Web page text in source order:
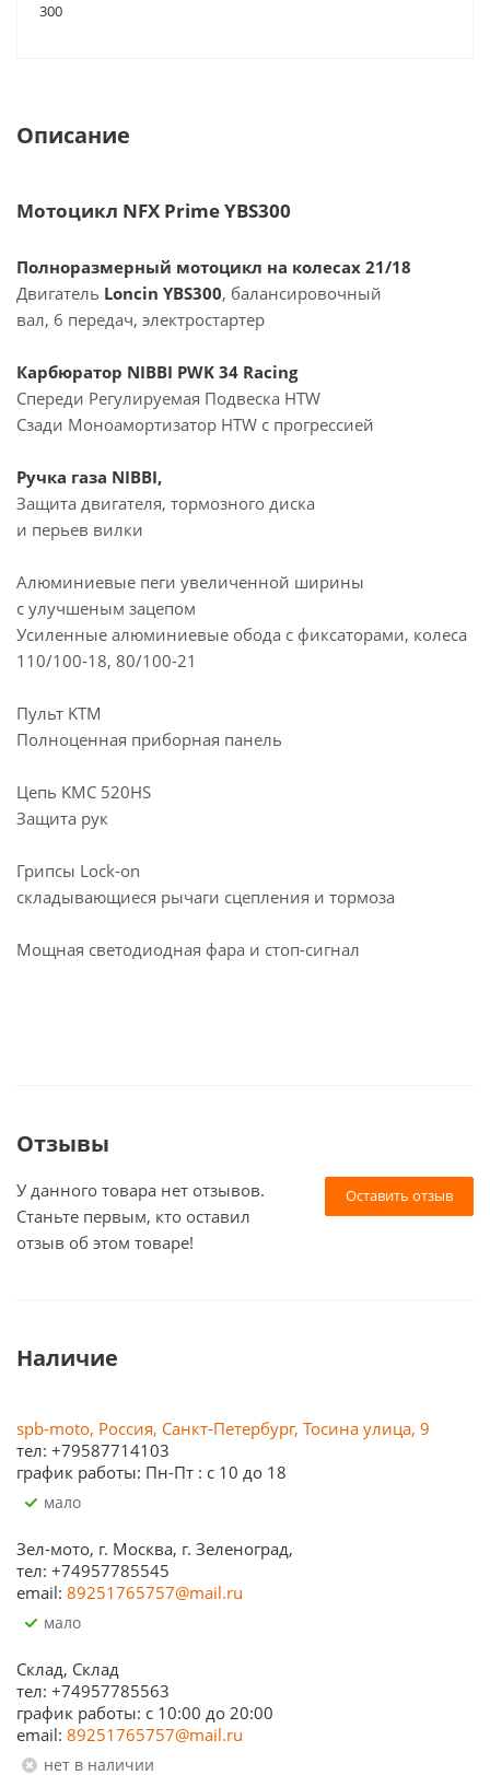
300
Описание
Мотоцикл NFX Prime YBS300
Полноразмерный мотоцикл на колесах 21/18
Двигатель Loncin YBS300, балансировочный
вал, 6 передач, электростартер
Карбюратор NIBBI PWK 34 Racing
Спереди Регулируемая Подвеска HTW
Сзади Моноамортизатор HTW с прогрессией
Ручка газа NIBBI,
Защита двигателя, тормозного диска
и перьев вилки
Алюминиевые пеги увеличенной ширины
с улучшеным зацепом
Усиленные алюминиевые обода с фиксаторами, колеса
110/100-18, 80/100-21
Пульт KTM
Полноценная приборная панель
Цепь KMC 520HS
Защита рук
Грипсы Lock-on
складывающиеся рычаги сцепления и тормоза
Мощная светодиодная фара и стоп-сигнал
Отзывы
Оставить отзыв
У данного товара нет отзывов.
Станьте первым, кто оставил
отзыв об этом товаре!
Наличие
spb-moto, Россия, Санкт-Петербург, Тосина улица, 9
тел: +79587714103
график работы: Пн-Пт : с 10 до 18
Мало
Зел-мото, г. Москва, г. Зеленоград,
тел: +74957785545
email: 89251765757@mail.ru
Мало
Склад, Склад
тел: +74957785563
график работы: c 10:00 до 20:00
email: 89251765757@mail.ru
Нет в наличии